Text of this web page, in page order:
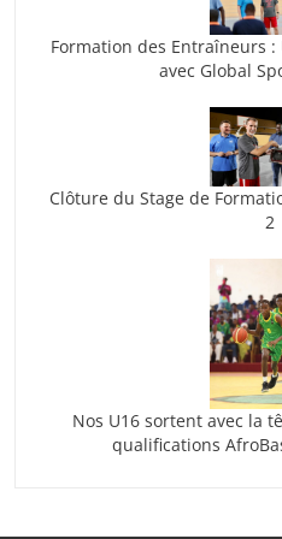
Formation des Entraîneurs :
avec Global
Clôture du Stage de
2
Nos U16 sortent avec la
qualifications